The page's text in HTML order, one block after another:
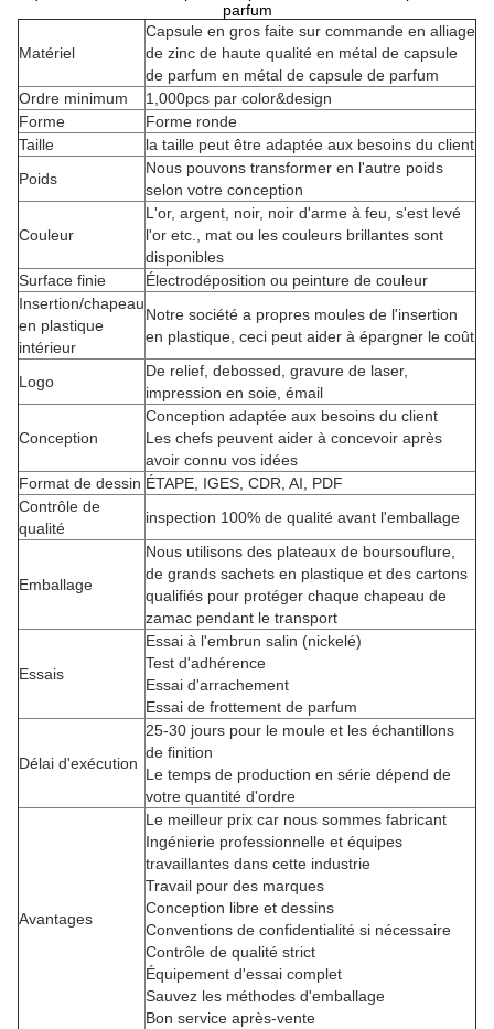
parfum
Matériel
Capsule en gros faite sur commande en alliage
de zinc de haute qualité en métal de capsule
de parfum en métal de capsule de parfum
Ordre minimum
1,000pcs par color&design
Forme
Forme ronde
Taille
la taille peut être adaptée aux besoins du client
Poids
Nous pouvons transformer en l'autre poids
selon votre conception
Couleur
L'or, argent, noir, noir d'arme à feu, s'est levé
l'or etc., mat ou les couleurs brillantes sont
disponibles
Surface finie
Électrodéposition ou peinture de couleur
Insertion/chapeau
en plastique
intérieur
Notre société a propres moules de l'insertion
en plastique, ceci peut aider à épargner le coût
Logo
De relief, debossed, gravure de laser,
impression en soie, émail
Conception
Conception adaptée aux besoins du client
Les chefs peuvent aider à concevoir après
avoir connu vos idées
Format de dessin ÉTAPE, IGES, CDR, AI, PDF
Contrôle de
qualité
inspection 100% de qualité avant l'emballage
Emballage
Nous utilisons des plateaux de boursouflure,
de grands sachets en plastique et des cartons
qualifiés pour protéger chaque chapeau de
zamac pendant le transport
Essais
Essai à l'embrun salin (nickelé)
Test d'adhérence
Essai d'arrachement
Essai de frottement de parfum
Délai d'exécution
25-30 jours pour le moule et les échantillons
de finition
Le temps de production en série dépend de
votre quantité d'ordre
Avantages
Le meilleur prix car nous sommes fabricant
Ingénierie professionnelle et équipes
travaillantes dans cette industrie
Travail pour des marques
Conception libre et dessins
Conventions de confidentialité si nécessaire
Contrôle de qualité strict
Équipement d'essai complet
Sauvez les méthodes d'emballage
Bon service après-vente